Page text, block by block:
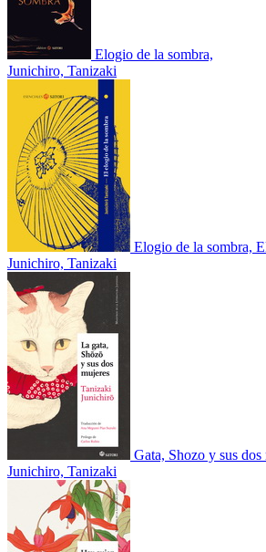
Elogio de la sombra,
Junichiro, Tanizaki
Elogio de la sombra,
Junichiro, Tanizaki
Gata, Shozo y sus dos
Junichiro, Tanizaki